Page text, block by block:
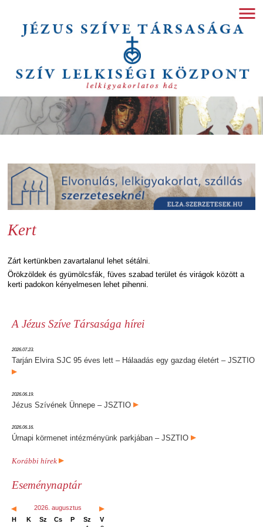
Kert
Zárt kertünkben zavartalanul lehet sétálni.
Örökzöldek és gyümölcsfák, füves szabad terület és virágok között a
kerti padokon kényelmesen lehet pihenni.
A Jézus Szíve Társasága hírei
2026.07.23.
Tarján Elvira SJC 95 éves lett – Hálaadás egy gazdag életért – JSZTIO
2026.06.19.
Jézus Szívének Ünnepe – JSZTIO
2026.06.16.
Úrnapi körmenet intézményünk parkjában – JSZTIO
Korábbi hírek
Eseménynaptár
2026. augusztus
H
K Sz Cs P Sz
V